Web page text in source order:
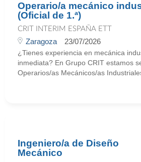
Operario/a mecánico
(Oficial de 1.ª)
CRIT INTERIM ESPAÑA ETT
Zaragoza 23/07/2026
¿Tienes experiencia en mecánica
inmediata? En Grupo CRIT estamos
Operarios/as Mecánicos/as
Ingeniero/a de Diseño
Mecánico